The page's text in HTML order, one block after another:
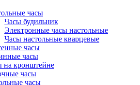
часы
Часы будильник
Электронные часы настольные
Часы настольные кварцевые
часы
часы
на кронштейне
часы
часы